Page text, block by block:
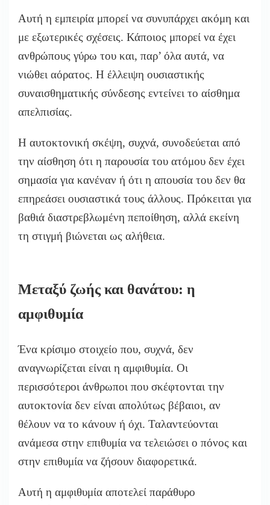
Αυτή η εμπειρία μπορεί να συνυπάρχει ακόμη και
με εξωτερικές σχέσεις. Κάποιος μπορεί να έχει
ανθρώπους γύρω του και, παρ’ όλα αυτά, να
νιώθει αόρατος. Η έλλειψη ουσιαστικής
συναισθηματικής σύνδεσης εντείνει το αίσθημα
απελπισίας.
Η αυτοκτονική σκέψη, συχνά, συνοδεύεται από
την αίσθηση ότι η παρουσία του ατόμου δεν έχει
σημασία για κανέναν ή ότι η απουσία του δεν θα
επηρεάσει ουσιαστικά τους άλλους. Πρόκειται για
βαθιά διαστρεβλωμένη πεποίθηση, αλλά εκείνη
τη στιγμή βιώνεται ως αλήθεια.
Μεταξύ ζωής και θανάτου: η
αμφιθυμία
Ένα κρίσιμο στοιχείο που, συχνά, δεν
αναγνωρίζεται είναι η αμφιθυμία. Οι
περισσότεροι άνθρωποι που σκέφτονται την
αυτοκτονία δεν είναι απολύτως βέβαιοι, αν
θέλουν να το κάνουν ή όχι. Ταλαντεύονται
ανάμεσα στην επιθυμία να τελειώσει ο πόνος και
στην επιθυμία να ζήσουν διαφορετικά.
Αυτή η αμφιθυμία αποτελεί παράθυρο